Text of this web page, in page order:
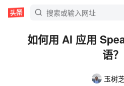
如何用 AI 应用
语？
玉树